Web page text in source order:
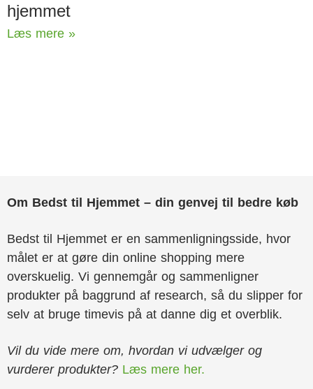
hjemmet
Læs mere »
Om Bedst til Hjemmet – din genvej til bedre køb
Bedst til Hjemmet er en sammenligningsside, hvor
målet er at gøre din online shopping mere
overskuelig. Vi gennemgår og sammenligner
produkter på baggrund af research, så du slipper for
selv at bruge timevis på at danne dig et overblik.
Vil du vide mere om, hvordan vi udvælger og
vurderer produkter? Læs mere her.